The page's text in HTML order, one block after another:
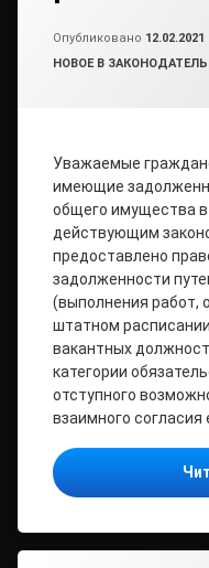
Опубликовано 12.02.2021
Рубрики:
НОВОЕ В
Уважаемые
имеющие
общего имущества
действующим
предоставлено
задолженности
(выполнения работ,
штатном
вакантных
категории
отступного
взаимного согласия